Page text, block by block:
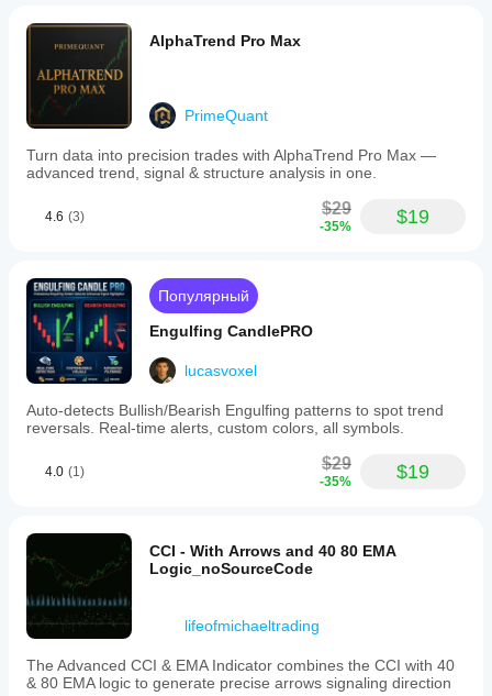
AlphaTrend Pro Max
PrimeQuant
Turn data into precision trades with AlphaTrend Pro Max —
advanced trend, signal & structure analysis in one.
4.6 (3) $29
-35% $19
Популярный
Engulfing CandlePRO
lucasvoxel
Auto-detects Bullish/Bearish Engulfing patterns to spot trend
reversals. Real-time alerts, custom colors, all symbols.
4.0 (1) $29
-35% $19
CCI - With Arrows and 40 80 EMA
Logic_noSourceCode
lifeofmichaeltrading
The Advanced CCI & EMA Indicator combines the CCI with 40
& 80 EMA logic to generate precise arrows signaling direction